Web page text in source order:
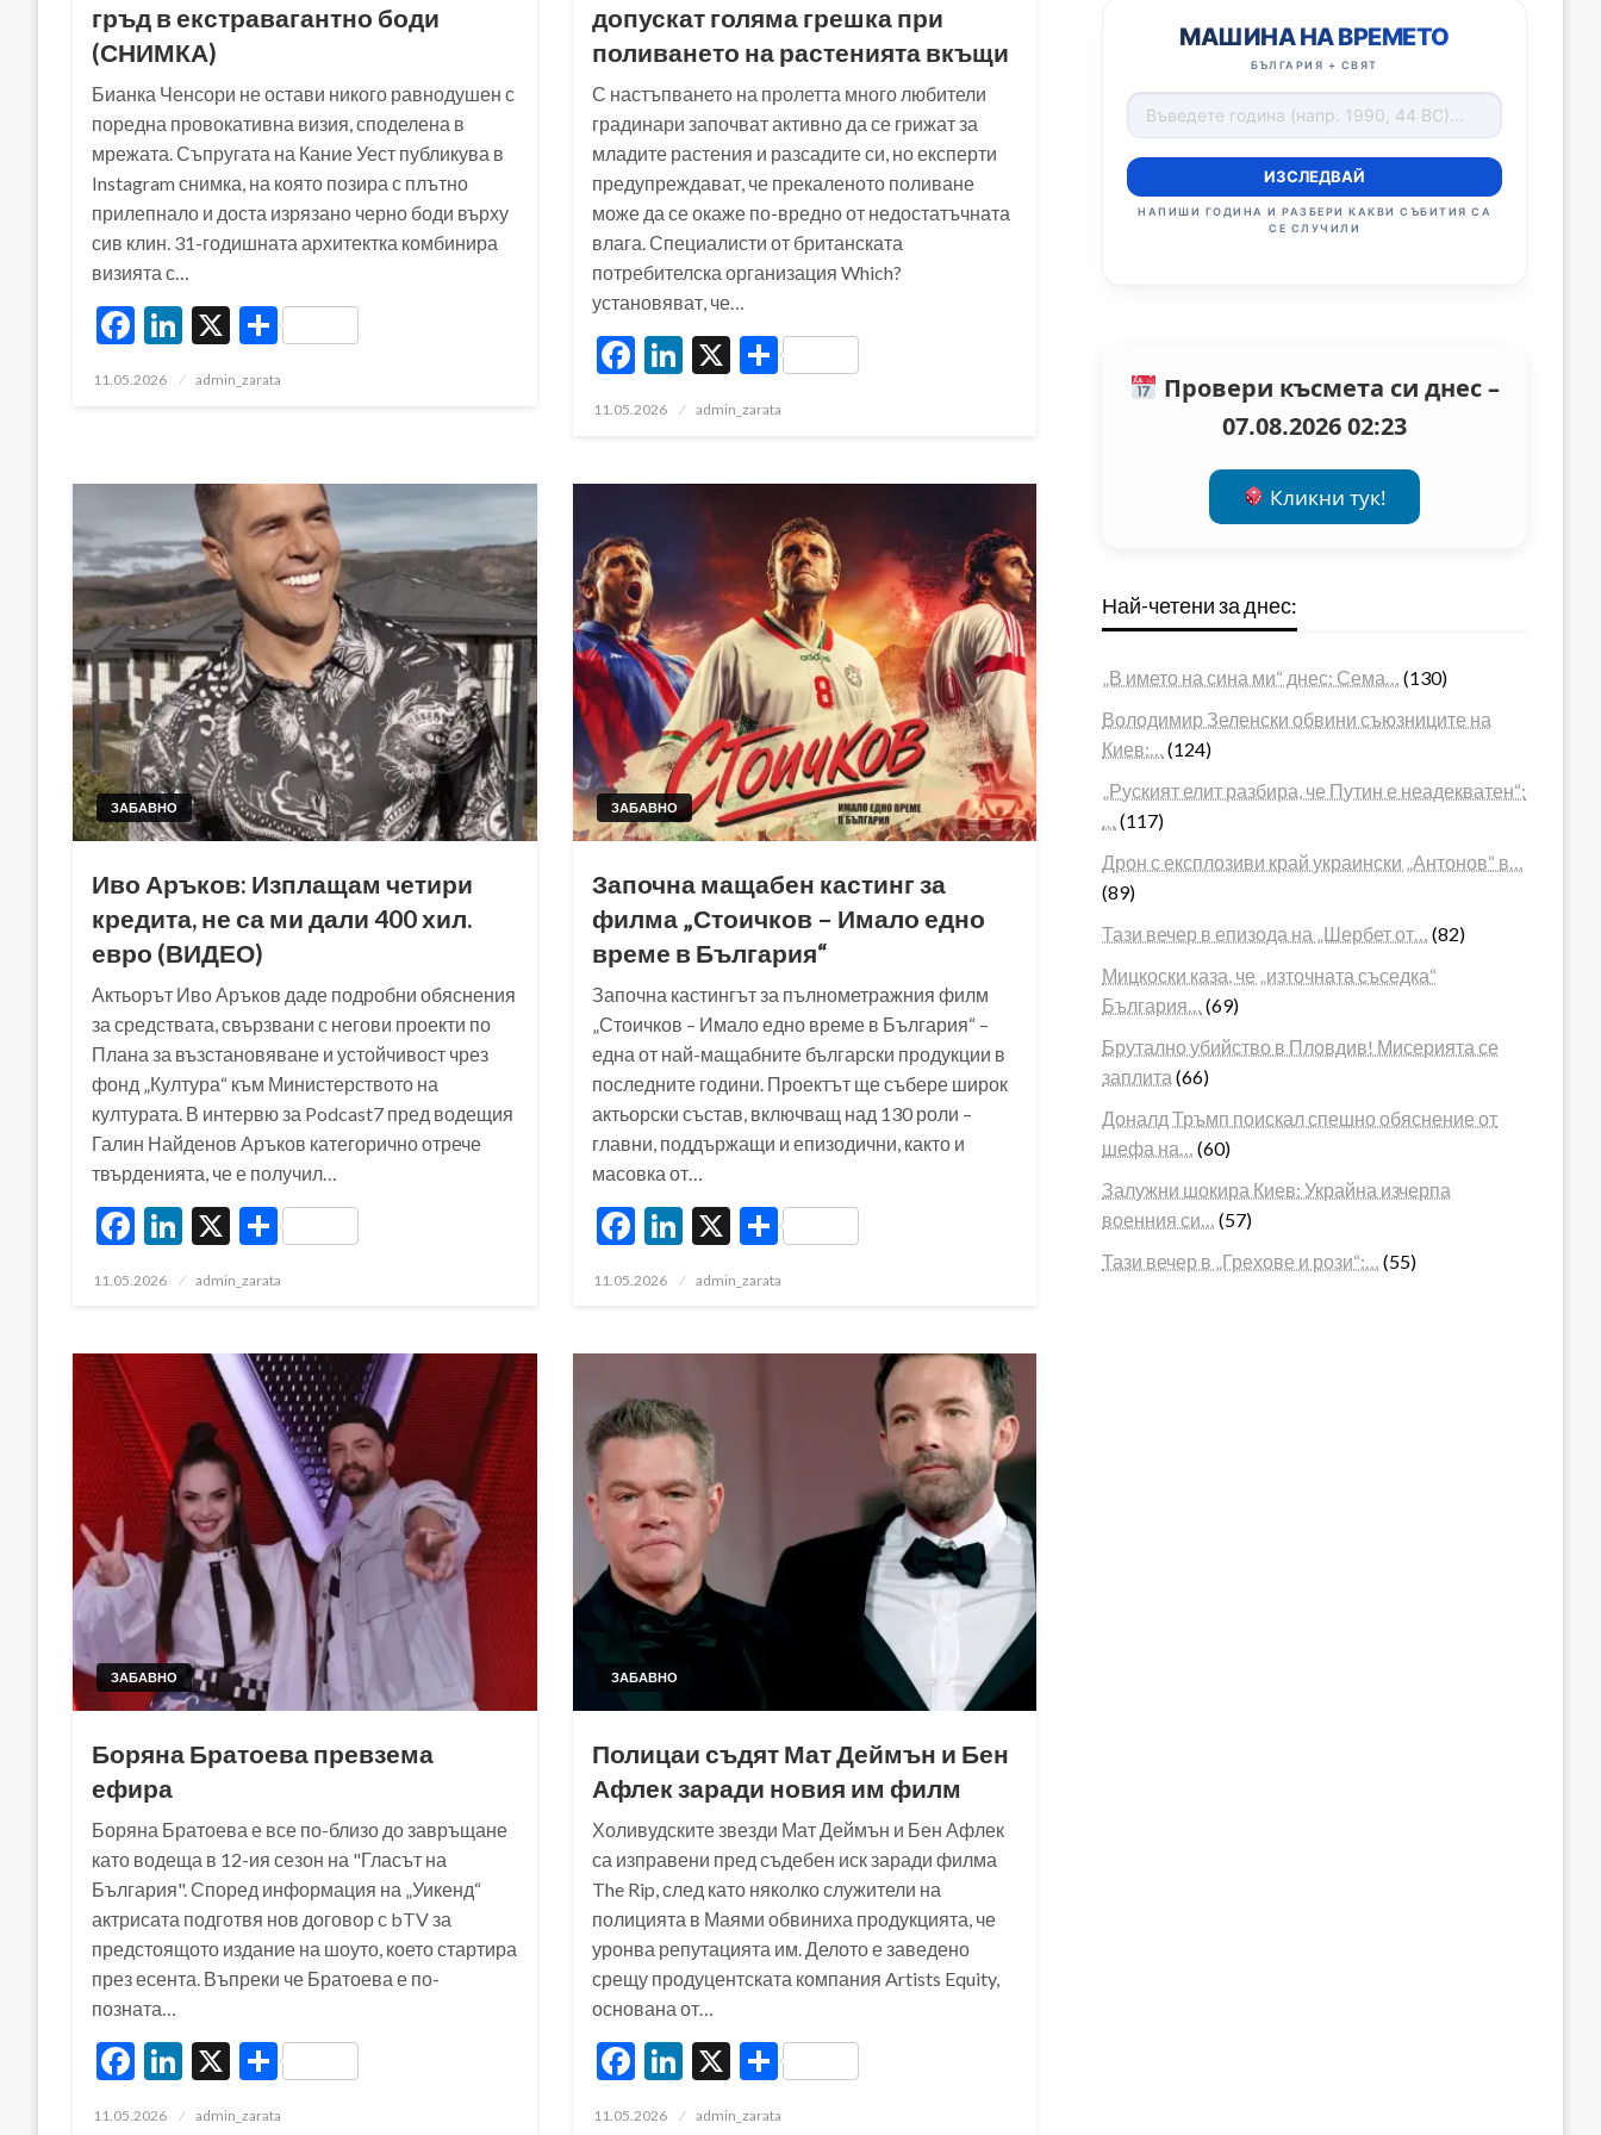
гръд в екстравагантно боди
(СНИМКА)
Бианка Ченсори не остави никого равнодушен с
поредна провокативна визия, споделена в
мрежата. Съпругата на Кание Уест публикува в
Instagram снимка, на която позира с плътно
прилепнало и доста изрязано черно боди върху
сив клин. 31-годишната архитектка комбинира
визията с…
Facebook
LinkedIn
X Share
Posted
11.05.2026 admin_zarata
допускат голяма грешка при
поливането на растенията вкъщи
С настъпването на пролетта много любители
градинари започват активно да се грижат за
младите растения и разсадите си, но експерти
предупреждават, че прекаленото поливане
може да се окаже по-вредно от недостатъчната
влага. Специалисти от британската
потребителска организация Which?
установяват, че…
Facebook
LinkedIn
X Share
Posted
11.05.2026 admin_zarata
ЗАБАВНО
Иво Аръков: Изплащам четири
кредита, не са ми дали 400 хил.
евро (ВИДЕО)
Актьорът Иво Аръков даде подробни обяснения
за средствата, свързвани с негови проекти по
Плана за възстановяване и устойчивост чрез
фонд „Култура“ към Министерството на
културата. В интервю за Podcast7 пред водещия
Галин Найденов Аръков категорично отрече
твърденията, че е получил…
Facebook
LinkedIn
X Share
Posted
11.05.2026 admin_zarata
ЗАБАВНО
Започна мащабен кастинг за
филма „Стоичков – Имало едно
време в България“
Започна кастингът за пълнометражния филм
„Стоичков – Имало едно време в България“ –
една от най-мащабните български продукции в
последните години. Проектът ще събере широк
актьорски състав, включващ над 130 роли –
главни, поддържащи и епизодични, както и
масовка от…
Facebook
LinkedIn
X Share
Posted
11.05.2026 admin_zarata
ЗАБАВНО
Боряна Братоева превзема
ефира
Боряна Братоева е все по-близо до завръщане
като водеща в 12-ия сезон на "Гласът на
България". Според информация на „Уикенд“
актрисата подготвя нов договор с bTV за
предстоящото издание на шоуто, което стартира
през есента. Въпреки че Братоева е по-
позната…
Facebook
LinkedIn
X Share
Posted
11.05.2026 admin_zarata
ЗАБАВНО
Полицаи съдят Мат Деймън и Бен
Афлек заради новия им филм
Холивудските звезди Мат Деймън и Бен Афлек
са изправени пред съдебен иск заради филма
The Rip, след като няколко служители на
полицията в Маями обвиниха продукцията, че
уронва репутацията им. Делото е заведено
срещу продуцентската компания Artists Equity,
основана от…
Facebook
LinkedIn
X Share
Posted
11.05.2026 admin_zarata
МАШИНА НА ВРЕМЕТО
БЪЛГАРИЯ + СВЯТ
ИЗСЛЕДВАЙ
НАПИШИ ГОДИНА И РАЗБЕРИ КАКВИ СЪБИТИЯ СА
СЕ СЛУЧИЛИ
Провери късмета си днес –
07.08.2026 02:23
Кликни тук!
Най-четени за днес:
„В името на сина ми“ днес: Сема…
(130)
Володимир Зеленски обвини съюзниците на
Киев:…
(124)
„Руският елит разбира, че Путин е неадекватен“:
(117)
Дрон с експлозиви край украински „Антонов“ в…
(89)
Тази вечер в епизода на „Шербет от…
(82)
Мицкоски каза, че „източната съседка“
България…
(69)
Брутално убийство в Пловдив! Мисерията се
заплита (66)
Доналд Тръмп поискал спешно обяснение от
шефа на…
(60)
Залужни шокира Киев: Украйна изчерпа
военния си…
(57)
Тази вечер в „Грехове и рози“:…
(55)